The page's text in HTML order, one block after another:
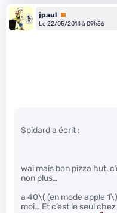
jpaul Premium
Le 22/05/2014 à 09h56
Spidard a écrit :
wai mais bon pizza hut,
non plus…
a 40\( (en mode apple 1\)
moi… Et c’est le seul